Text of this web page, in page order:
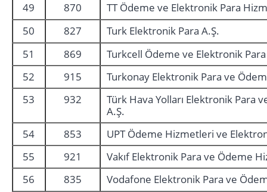
49
870
TT Ödeme ve Elektronik Para
50
827
Turk Elektronik Para A.Ş.
51
869
Turkcell Ödeme ve Elektronik
52
915
Turkonay Elektronik Para ve
53
932
Türk Hava Yolları Elektronik Para
A.Ş.
54
853
UPT Ödeme Hizmetleri ve
55
921
Vakıf Elektronik Para ve Ödeme
56
835
Vodafone Elektronik Para ve